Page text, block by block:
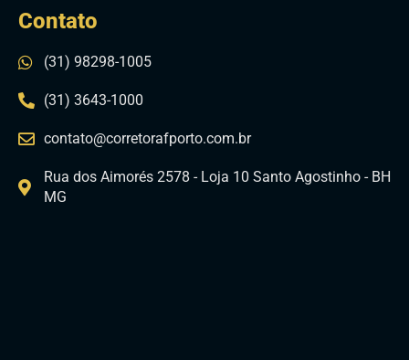
Contato
(31) 98298-1005
(31) 3643-1000
contato@corretorafporto.com.br
Rua dos Aimorés 2578 - Loja 10 Santo Agostinho - BH
MG